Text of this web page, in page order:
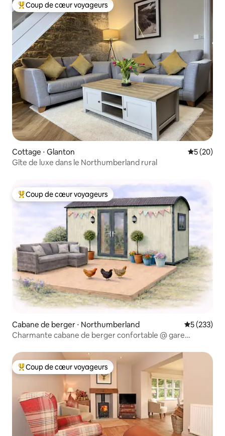
Coups de cœur voyageurs les plus appréciés
Coup de cœur voyageurs
Cottage ⋅ Glanton
5 (20)
Gîte de luxe dans le Northumberland rural
Coups de cœur voyageurs les plus appréciés
Coup de cœur voyageurs
Cabane de berger ⋅ Northumberland Évaluation
5 (233)
Charmante cabane de berger confortable @ gare
Coups de cœur voyageurs les plus appréciés
Coup de cœur voyageurs